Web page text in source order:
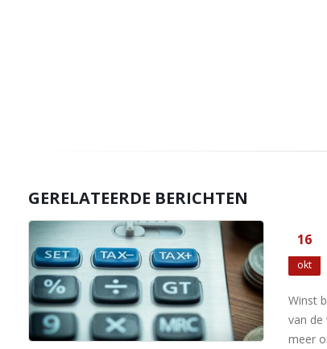
GERELATEERDE BERICHTEN
16
okt
Geen bron van inkomen
door scheiding
activiteiten
Winst bestaat uit het gezamenlijke bedrag
van de winst die iemand geniet uit één of
meer ondernemingen. Wie binnen [...]